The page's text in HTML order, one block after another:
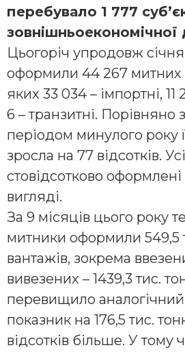
перебувало 1 777
зовнішньоекономічної
Цьогоріч упродовж
оформили 44 267 митних
яких 33 034 – імпортні, 11
6 – транзитні. Порівняно
періодом минулого року
зросла на 77 відсотків.
стовідсотково
вигляді.
За 9 місяців цього року
митники оформили 549,5
вантажів, зокрема
вивезених – 1439,3 тис.
перевищило
показник на 176,5 тис.
відсотків більше. У тому